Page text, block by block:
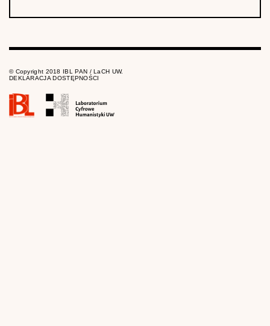
© Copyright 2018 IBL PAN / LaCH UW.
DEKLARACJA DOSTĘPNOŚCI